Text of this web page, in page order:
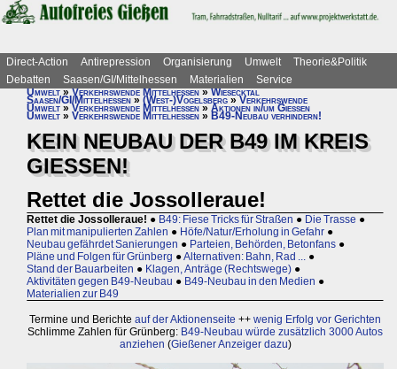
Direct-Action Antirepression Organisierung Umwelt
Theorie&Politik
Debatten
Saasen/GI/Mittelhessen Materialien
Service
Umwelt»Verkehrswende Mittelhessen»Wiesecktal
Saasen/GI/Mittelhessen » (West-)Vogelsberg » Verkehrswende
Umwelt » Verkehrswende Mittelhessen » Aktionen in/um Gießen
Umwelt » Verkehrswende Mittelhessen » B49-Neubau verhindern!
KEIN NEUBAU DER B49 IM KREIS
GIESSEN!
Rettet die Jossolleraue!
Rettet die Jossolleraue! ● B49: Fiese Tricks für Straßen ● Die Trasse ●
Plan mit manipulierten Zahlen ● Höfe/Natur/Erholung in Gefahr ●
Neubau gefährdet Sanierungen ● Parteien, Behörden, Betonfans ●
Pläne und Folgen für Grünberg ●Alternativen: Bahn, Rad ... ●
Stand der Bauarbeiten ● Klagen, Anträge (Rechtswege) ●
Aktivitäten gegen B49-Neubau ● B49-Neubau in den Medien ●
Materialien zur B49
Termine und Berichteauf der Aktionenseite ++wenig Erfolg vor Gerichten
Schlimme Zahlen für Grünberg: B49-Neubau würde zusätzlich 3000 Autos
anziehen (Gießener Anzeiger dazu)